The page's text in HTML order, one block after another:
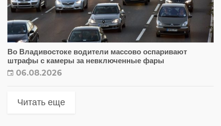
Во Владивостоке водители массово оспаривают
штрафы с камеры за невключенные фары
06.08.2026
Читать еще